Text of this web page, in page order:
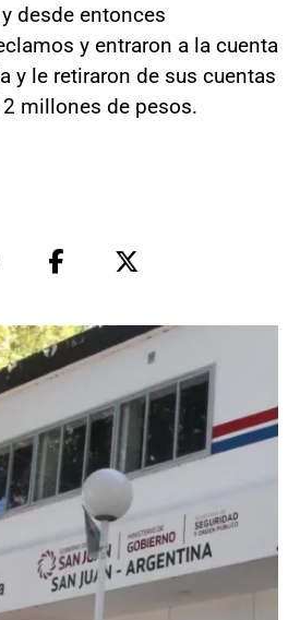
desde entonces
y entraron a la cuenta
y le retiraron de sus cuentas
millones de pesos.